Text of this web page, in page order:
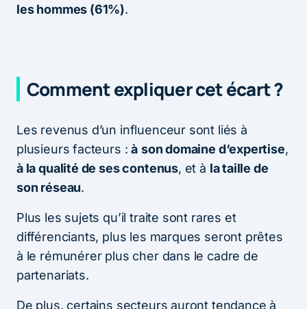
les hommes (61%).
Comment expliquer cet écart ?
Les revenus d’un influenceur sont liés à
plusieurs facteurs :à son domaine d‘expertise,
à la qualité de ses contenus, et à la taille de
son réseau.
Plus les sujets qu’il traite sont rares et
différenciants, plus les marques seront prêtes
à le rémunérer plus cher dans le cadre de
partenariats.
De plus, certains secteurs auront tendance à